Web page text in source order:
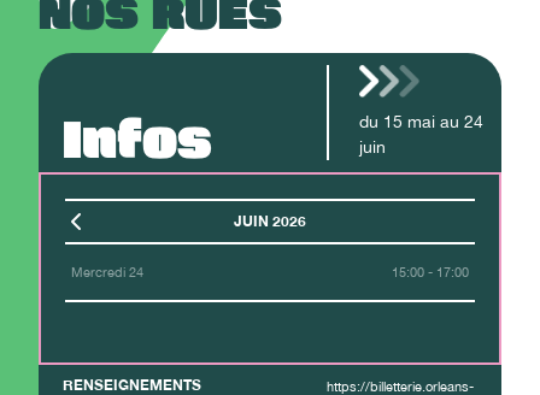
NOS RUES
Infos du 15 mai au 24
juin
JUIN 2026
Mercredi 24 15:00 - 17:00
RENSEIGNEMENTS
https://billetterie.orleans-